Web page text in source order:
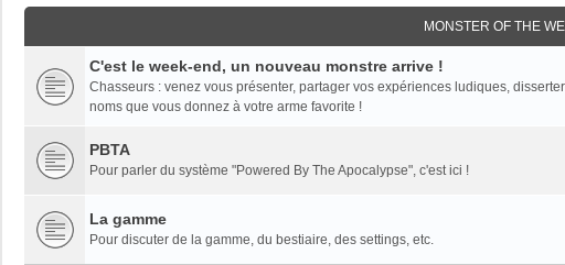
MONSTER OF THE
C'est le week-end, un nouveau monstre arrive !
Chasseurs : venez vous présenter, partager vos expériences ludiques,
noms que vous donnez à votre arme favorite !
PBTA
Pour parler du système "Powered By The Apocalypse", c'est ici !
La gamme
Pour discuter de la gamme, du bestiaire, des settings, etc.